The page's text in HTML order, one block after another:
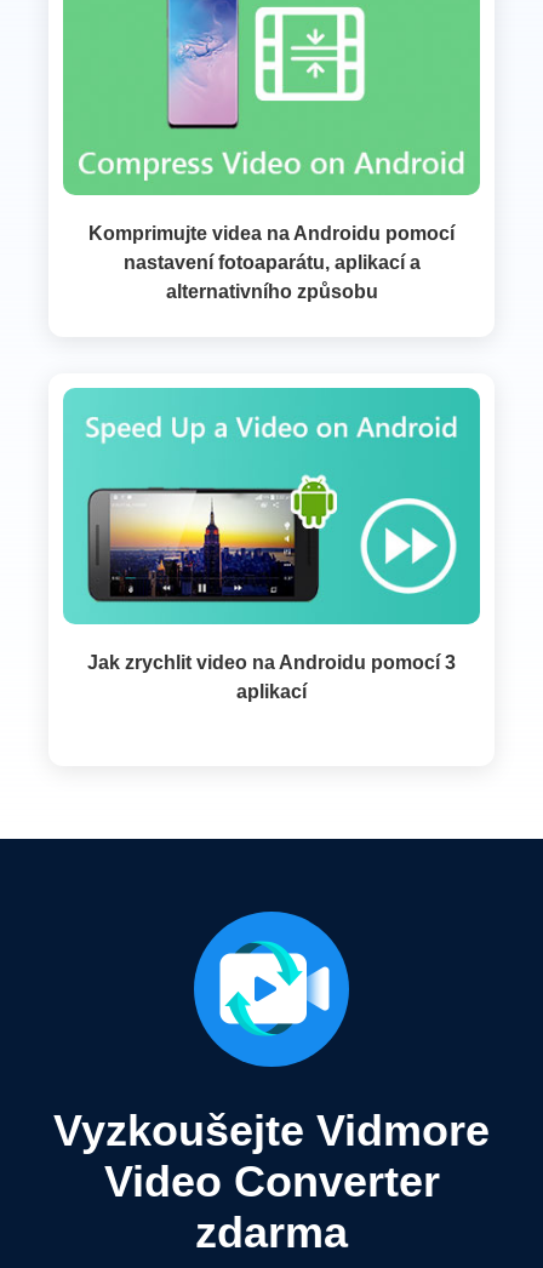
Komprimujte videa na Androidu pomocí
nastavení fotoaparátu, aplikací a
alternativního způsobu
Jak zrychlit video na Androidu pomocí 3
aplikací
Vyzkoušejte Vidmore
Video Converter
zdarma